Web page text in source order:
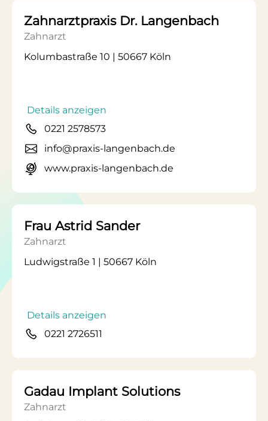
Zahnarztpraxis Dr. Langenbach
Zahnarzt
Kolumbastraße 10 | 50667 Köln
Details anzeigen
0221 2578573
info@praxis-langenbach.de
www.praxis-langenbach.de
Frau Astrid Sander
Zahnarzt
Ludwigstraße 1 | 50667 Köln
Details anzeigen
0221 2726511
Gadau Implant Solutions
Zahnarzt